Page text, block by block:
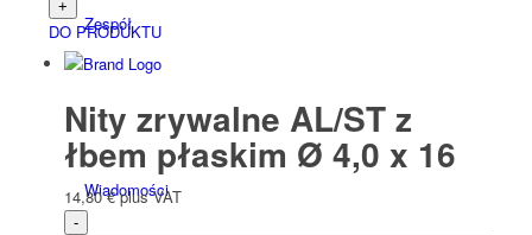
Zespół
Wiadomości
DO PRODUKTU
Nity zrywalne AL/ST z
łbem płaskim Ø 4,0 x 16
14,80€ plus VAT